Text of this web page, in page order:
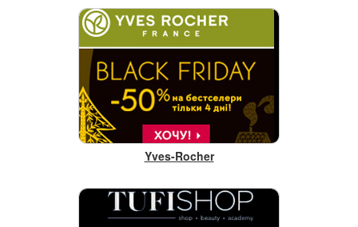
Yves-Rocher